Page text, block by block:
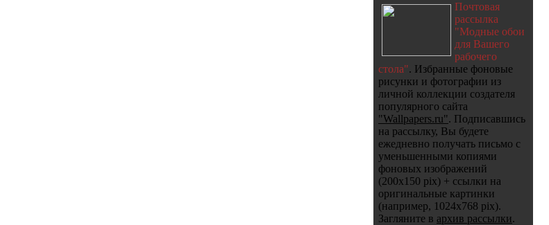
Почтовая
рассылка
"Модные обои
для Вашего
рабочего
стола". Избранные фоновые
рисунки и фотографии из
личной коллекции создателя
популярного сайта
"Wallpapers.ru". Подписавшись
на рассылку, Вы будете
ежедневно получать письмо с
уменьшенными копиями
фоновых изображений
(200x150 pix) + ссылки на
оригинальные картинки
(например, 1024x768 pix).
Загляните в архив рассылки.